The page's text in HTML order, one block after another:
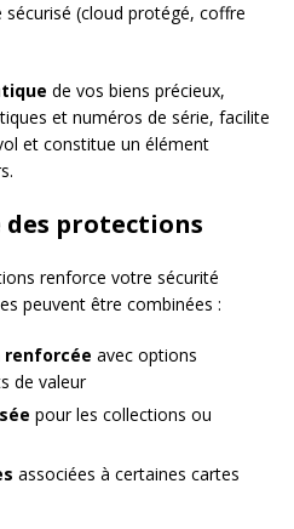
sécurisé (cloud protégé, coffre
de vos biens précieux,
et numéros de série, facilite
et constitue un élément
protections
renforce votre sécurité
peuvent être combinées :
avec options
de valeur
pour les collections ou
associées à certaines cartes